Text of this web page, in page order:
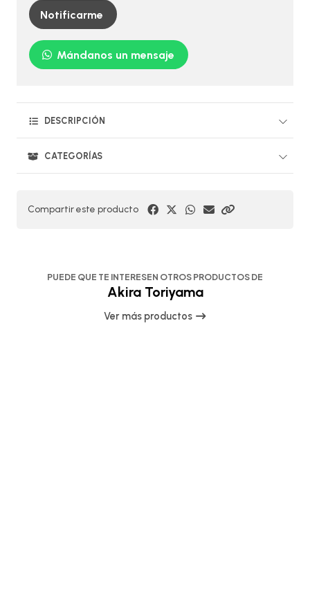
Notificarme
Mándanos un mensaje
DESCRIPCIÓN
CATEGORÍAS
Compartir este producto
PUEDE QUE TE INTERESEN OTROS PRODUCTOS DE
Akira Toriyama
Ver más productos